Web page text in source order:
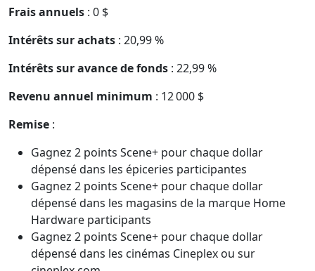
Frais annuels : 0 $
Intérêts sur achats : 20,99 %
Intérêts sur avance de fonds : 22,99 %
Revenu annuel minimum : 12 000 $
Remise :
Gagnez 2 points Scene+ pour chaque dollar
dépensé dans les épiceries participantes
Gagnez 2 points Scene+ pour chaque dollar
dépensé dans les magasins de la marque Home
Hardware participants
Gagnez 2 points Scene+ pour chaque dollar
dépensé dans les cinémas Cineplex ou sur